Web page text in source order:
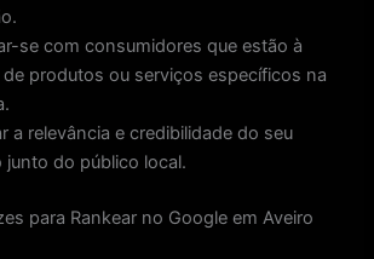
se com consumidores que estão à
de produtos ou serviços específicos na
a relevância e credibilidade do seu
junto do público local.
para Rankear no Google em Aveiro